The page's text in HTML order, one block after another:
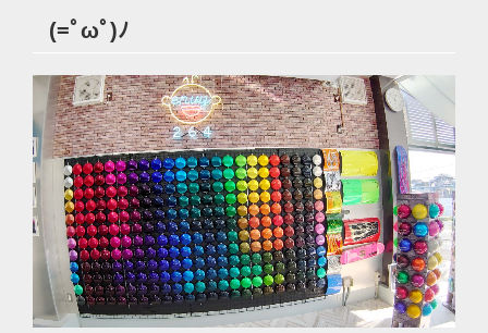
(=ﾟωﾟ)ﾉ